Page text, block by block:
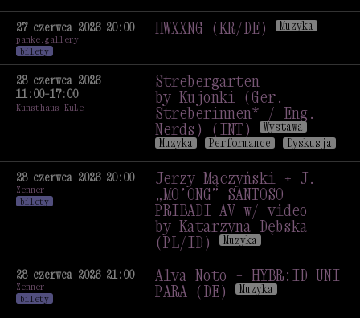
Wojtek Kurek & Olga
Balińska (PL)
Muzyka
Performance
27 czerwca 2026 20:00
panke.gallery
bilety
HWXXNG (KR/DE) Muzyka
28 czerwca 2026
11:00–17:00
Kunsthaus KuLe
Strebergarten
by Kujonki (Ger.
Streberinnen* / Eng.
Nerds) (INT) Wystawa
Muzyka
Performance Dyskusja
Strebergarten
by Kujonki (Ger.
Streberinnen* / Eng.
Nerds) (INT)
Wystawa
Muzyka
Performance Dyskusja
28 czerwca 2026 20:00
Zenner
bilety
Jerzy Mączyński + J.
„MO’ONG” SANTOSO
PRIBADI AV w/ video
by Katarzyna Dębska
(PL/ID) Muzyka
Jerzy Mączyński + J.
„MO’ONG” SANTOSO
PRIBADI AV w/ video
28 czerwca 2026 21:00
Zenner
bilety
Alva Noto – HYBR:ID UNI
PARA (DE) Muzyka
Alva Noto – HYBR:ID UNI